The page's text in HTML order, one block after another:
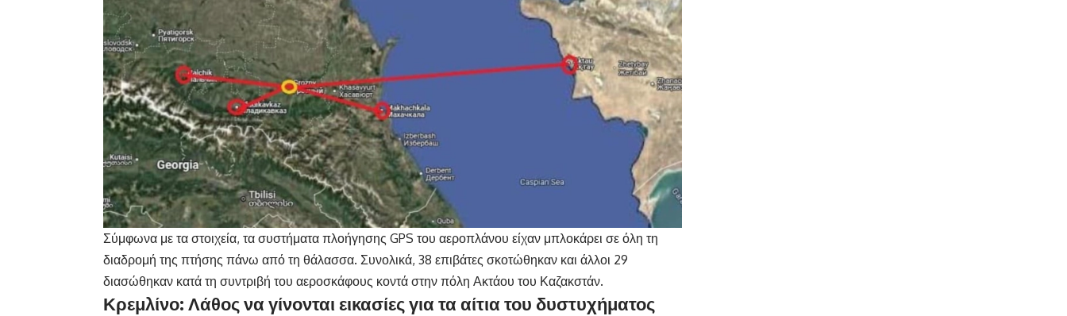
Σύμφωνα με τα στοιχεία, τα συστήματα πλοήγησης GPS του αεροπλάνου είχαν μπλοκάρει σε όλη τη
διαδρομή της πτήσης πάνω από τη θάλασσα. Συνολικά, 38 επιβάτες σκοτώθηκαν και άλλοι 29
διασώθηκαν κατά τη συντριβή του αεροσκάφους κοντά στην πόλη Ακτάου του Καζακστάν.
Κρεμλίνο: Λάθος να γίνονται εικασίες για τα αίτια του δυστυχήματος